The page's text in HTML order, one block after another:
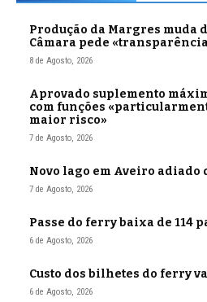
Produção da Margres muda
Câmara pede
8 de Agosto, 2026
Aprovado suplemento
com funções
maior risco»
7 de Agosto, 2026
Novo lago em Aveiro adiado
7 de Agosto, 2026
Passe do ferry baixa de 114
6 de Agosto, 2026
Custo dos bilhetes do ferry
6 de Agosto, 2026